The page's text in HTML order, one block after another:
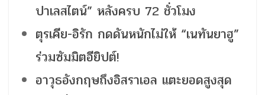
ปาเลสไตน์” หลังครบ 72 ชั่วโมง
ตุรเคีย-อิรัก กดดันหนักไม่ให้ “เนทันยาฮู”
ร่วมซัมมิตอียิปต์!
อาวุธอังกฤษถึงอิสราเอล แตะยอดสูงสุด